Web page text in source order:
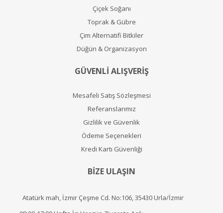
Çiçek Soğanı
Toprak & Gübre
Çim Alternatifi Bitkiler
Düğün & Organizasyon
GÜVENLİ ALIŞVERİŞ
Mesafeli Satış Sözleşmesi
Referanslarımız
Gizlilik ve Güvenlik
Ödeme Seçenekleri
Kredi Kartı Güvenliği
BİZE ULAŞIN
Atatürk mah, İzmir Çeşme Cd. No:106, 35430 Urla/İzmir